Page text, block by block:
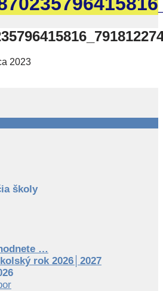
2023
školy
…
rok 2026│2027